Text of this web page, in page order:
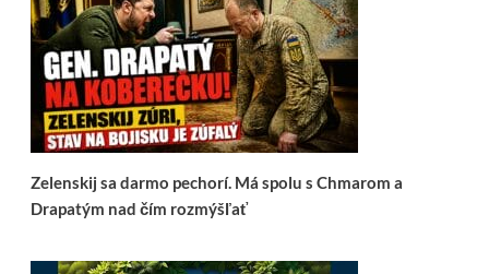
Zelenskij sa darmo pechorí. Má spolu s Chmarom a
Drapatým nad čím rozmýšľať